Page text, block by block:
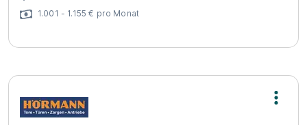
1.001 - 1.155 € pro Monat